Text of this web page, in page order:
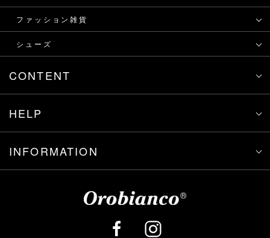
ファッション雑貨
シューズ
CONTENT
HELP
INFORMATION